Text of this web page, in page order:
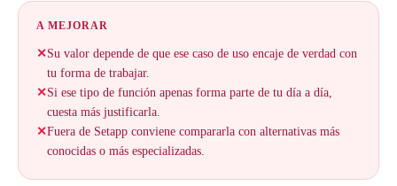
A MEJORAR
✕Su valor depende de que ese caso de uso encaje de verdad con
tu forma de trabajar.
✕Si ese tipo de función apenas forma parte de tu día a día,
cuesta más justificarla.
✕Fuera de Setapp conviene compararla con alternativas más
conocidas o más especializadas.